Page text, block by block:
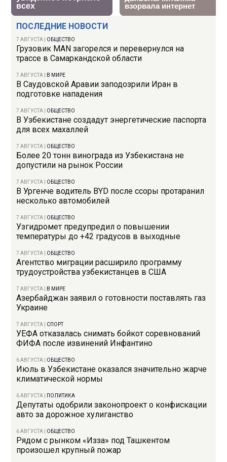
ПОСЛЕДНИЕ НОВОСТИ
7 АВГУСТА ОБЩЕСТВО
Грузовик MAN загорелся и перевернулся на
трассе в Самаркандской области
7 АВГУСТА В МИРЕ
В Саудовской Аравии заподозрили Иран в
подготовке нападения
7 АВГУСТА ОБЩЕСТВО
В Узбекистане создадут энергетические паспорта
для всех махаллей
7 АВГУСТА ОБЩЕСТВО
Более 20 тонн винограда из Узбекистана не
допустили на рынок России
7 АВГУСТА ОБЩЕСТВО
В Ургенче водитель BYD после ссоры протаранил
несколько автомобилей
7 АВГУСТА ОБЩЕСТВО
Узгидромет предупредил о повышении
температуры до +42 градусов в выходные
7 АВГУСТА ОБЩЕСТВО
Агентство миграции расширило программу
трудоустройства узбекистанцев в США
7 АВГУСТА В МИРЕ
Азербайджан заявил о готовности поставлять газ
Украине
7 АВГУСТА СПОРТ
УЕФА отказалась снимать бойкот соревнований
ФИФА после извинений Инфантино
6 АВГУСТА ОБЩЕСТВО
Июль в Узбекистане оказался значительно жарче
климатической нормы
6 АВГУСТА ПОЛИТИКА
Депутаты одобрили законопроект о конфискации
авто за дорожное хулиганство
6 АВГУСТА ОБЩЕСТВО
Рядом с рынком «Изза» под Ташкентом
произошел крупный пожар